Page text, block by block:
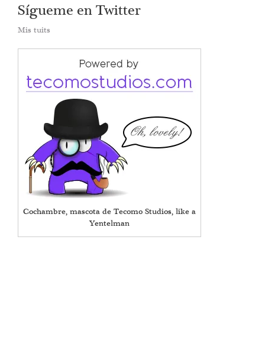
Sígueme en Twitter
Mis tuits
Cochambre, mascota de Tecomo Studios, like a
Yentelman